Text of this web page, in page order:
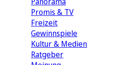
Promis & TV
Freizeit
Gewinnspiele
Kultur & Medien
Ratgeber